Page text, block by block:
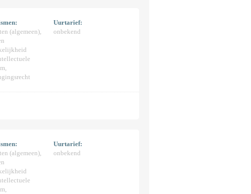
(algemeen),
Uurtarief:
onbekend
(algemeen),
Uurtarief:
onbekend